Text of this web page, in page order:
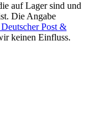
auf Lager sind und
Die Angabe
Post &
keinen Einfluss.